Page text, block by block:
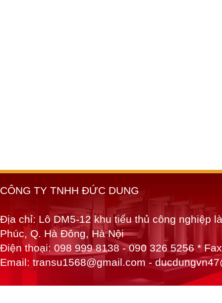
CÔNG TY TNHH ĐỨC DUNG
Địa chỉ: Lô DM5-12 khu tiểu thủ công nghiệp
Phúc, Q. Hà Đông, Hà Nội
Điện thoại: 098 999 8138 - 090 326 5256 *
Email: transu1568@gmail.com -